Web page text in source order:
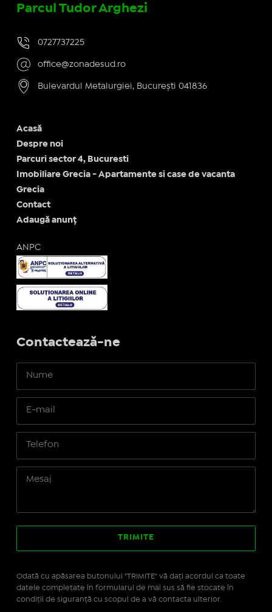
Parcul Tudor Arghezi
0727737225
office@zonadesud.ro
Bulevardul Metalurgiei, București 041836
Acasă
Despre noi
Parcuri sector 4, Bucuresti
Imobiliare Grecia - Apartamente si case de vacanta
Grecia
Contact
Adaugă anunț
ANPC
Contactează-ne
Odată cu apăsarea butonului "TRIMITE" vă daţi acordul ca toate
datele completate în formularul de mai sus să fie stocate în
condiţii de siguranţă cu scopul de a vă contacta ulterior.